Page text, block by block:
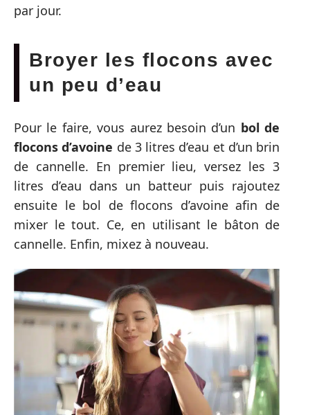
par jour.
Broyer les flocons avec
un peu d’eau
Pour le faire, vous aurez besoin d’un bol de
flocons d’avoine de 3 litres d’eau et d’un brin
de cannelle. En premier lieu, versez les 3
litres d’eau dans un batteur puis rajoutez
ensuite le bol de flocons d’avoine afin de
mixer le tout. Ce, en utilisant le bâton de
cannelle. Enfin, mixez à nouveau.